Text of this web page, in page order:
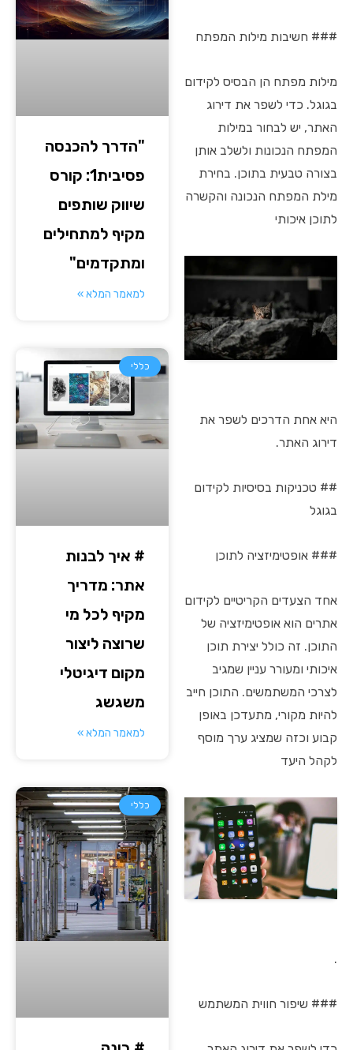
### חשיבות מילות המפתח
מילות מפתח הן הבסיס לקידום
בגוגל. כדי לשפר את דירוג
האתר, יש לבחור במילות
המפתח הנכונות ולשלב אותן
בצורה טבעית בתוכן. בחירת
מילת המפתח הנכונה והקשרה
לתוכן איכותי
היא אחת הדרכים לשפר את
דירוג האתר.
## טכניקות בסיסיות לקידום
בגוגל
### אופטימיזציה לתוכן
אחד הצעדים הקריטיים לקידום
אתרים הוא אופטימיזציה של
התוכן. זה כולל יצירת תוכן
איכותי ומעורר עניין שמגיב
לצרכי המשתמשים. התוכן חייב
להיות מקורי, מתעדכן באופן
קבוע וכזה שמציג ערך מוסף
לקהל היעד
.
### שיפור חווית המשתמש
"הדרך להכנסה
פסיבית1: קורס
שיווק שותפים
מקיף למתחילים
ומתקדמים"
למאמר המלא »
כללי
# איך לבנות
אתר: מדריך
מקיף לכל מי
שרוצה ליצור
מקום דיגיטלי
משגשג
למאמר המלא »
כללי